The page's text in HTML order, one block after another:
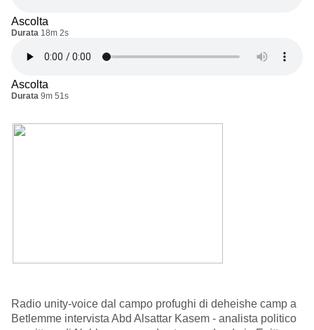
Ascolta
Durata 18m 2s
Ascolta
Durata 9m 51s
Radio unity-voice dal campo profughi di deheishe camp a
Betlemme intervista Abd Alsattar Kasem - analista politico